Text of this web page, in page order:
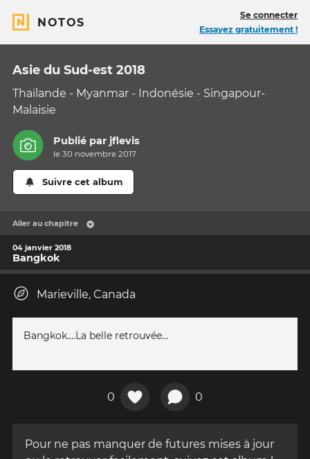
NOTOS
Se connecter
Essayez gratuitement !
Asie du Sud-est 2018
Thaïlande - Myanmar - Indonésie - Singapour-
Malaisie
Publié par jflevis
le 30 novembre 2017
Suivre cet album
Aller au chapitre
04 janvier 2018
Bangkok
Marieville, Canada
Bangkok....La belle retrouvée...
0 0
Pour ne pas manquer de futures mises à jour